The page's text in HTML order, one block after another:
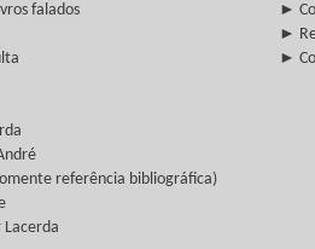
falados
►
►
►
referência bibliográfica)